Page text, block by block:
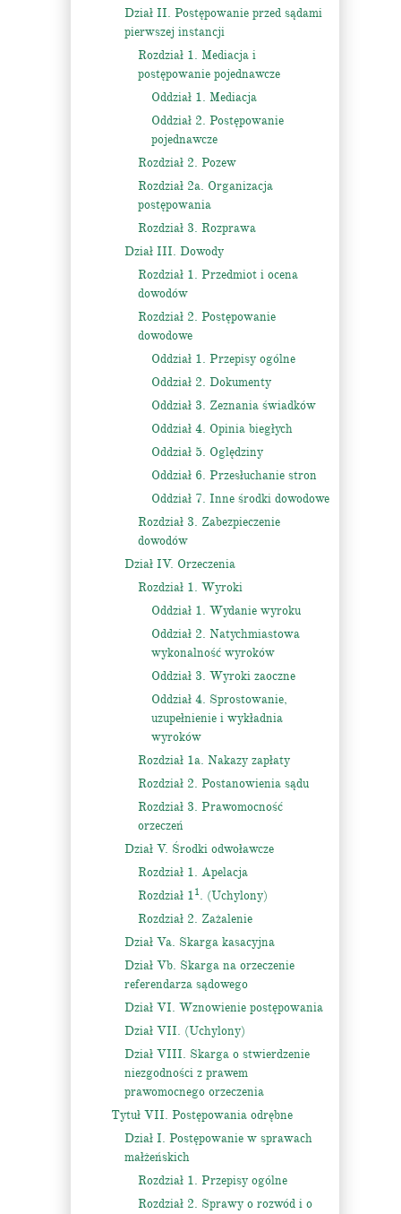
Dział II. Postępowanie przed sądami
pierwszej instancji
Rozdział 1. Mediacja i
postępowanie pojednawcze
Oddział 1. Mediacja
Oddział 2. Postępowanie
pojednawcze
Rozdział 2. Pozew
Rozdział 2a. Organizacja
postępowania
Rozdział 3. Rozprawa
Dział III. Dowody
Rozdział 1. Przedmiot i ocena
dowodów
Rozdział 2. Postępowanie
dowodowe
Oddział 1. Przepisy ogólne
Oddział 2. Dokumenty
Oddział 3. Zeznania świadków
Oddział 4. Opinia biegłych
Oddział 5. Oględziny
Oddział 6. Przesłuchanie stron
Oddział 7. Inne środki dowodowe
Rozdział 3. Zabezpieczenie
dowodów
Dział IV. Orzeczenia
Rozdział 1. Wyroki
Oddział 1. Wydanie wyroku
Oddział 2. Natychmiastowa
wykonalność wyroków
Oddział 3. Wyroki zaoczne
Oddział 4. Sprostowanie,
uzupełnienie i wykładnia
wyroków
Rozdział 1a. Nakazy zapłaty
Rozdział 2. Postanowienia sądu
Rozdział 3. Prawomocność
orzeczeń
Dział V. Środki odwoławcze
Rozdział 1. Apelacja
Rozdział 11. (Uchylony)
Rozdział 2. Zażalenie
Dział Va. Skarga kasacyjna
Dział Vb. Skarga na orzeczenie
referendarza sądowego
Dział VI. Wznowienie postępowania
Dział VII. (Uchylony)
Dział VIII. Skarga o stwierdzenie
niezgodności z prawem
prawomocnego orzeczenia
Tytuł VII. Postępowania odrębne
Dział I. Postępowanie w sprawach
małżeńskich
Rozdział 1. Przepisy ogólne
Rozdział 2. Sprawy o rozwód i o